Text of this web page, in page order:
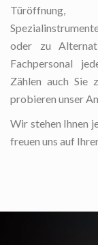
Türöffnung,
oder zu
Fachpersonal
Zählen auch Sie
probieren unser
Wir stehen Ihnen
freuen uns auf